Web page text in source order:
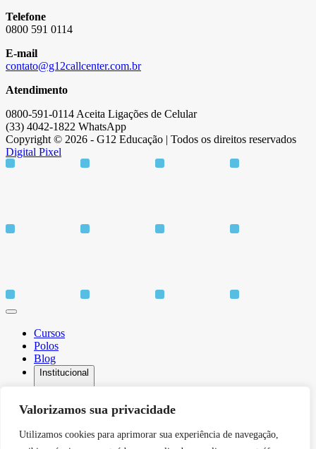
Valorizamos sua privacidade
Utilizamos cookies para aprimorar sua experiência de navegação,
Telefone
0800 591 0114
E-mail
contato@g12callcenter.com.br
Atendimento
0800-591-0114 Aceita Ligações de Celular
(33) 4042-1822 WhatsApp
Copyright © 2026 - G12 Educação | Todos os direitos reservados
Digital Pixel
Cursos
Polos
Blog
Institucional
Sobre